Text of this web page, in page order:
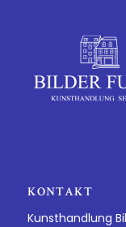
KONTAKT
Kunsthandlung